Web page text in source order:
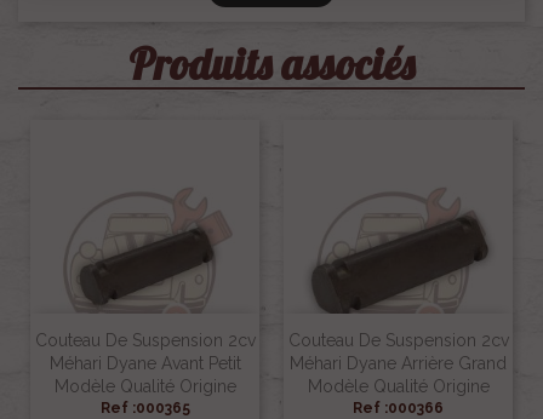
Produits associés
Couteau De Suspension 2cv
Méhari Dyane Avant Petit
Modèle Qualité Origine
Ref :000365
Couteau De Suspension 2cv
Méhari Dyane Arrière Grand
Modèle Qualité Origine
Ref :000366